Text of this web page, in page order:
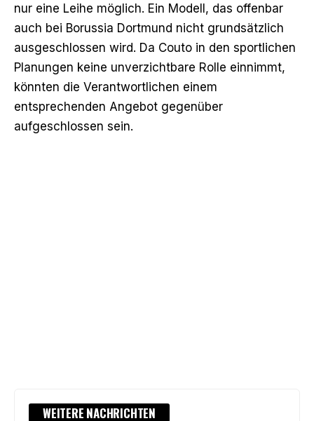
nur eine Leihe möglich. Ein Modell, das offenbar
auch bei Borussia Dortmund nicht grundsätzlich
ausgeschlossen wird. Da Couto in den sportlichen
Planungen keine unverzichtbare Rolle einnimmt,
könnten die Verantwortlichen einem
entsprechenden Angebot gegenüber
aufgeschlossen sein.
WEITERE NACHRICHTEN